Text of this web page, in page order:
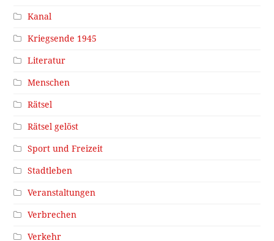
Kanal
Kriegsende 1945
Literatur
Menschen
Rätsel
Rätsel gelöst
Sport und Freizeit
Stadtleben
Veranstaltungen
Verbrechen
Verkehr